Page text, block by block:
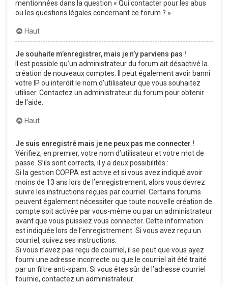
mentionnées dans la question « Qui contacter pour les abus
ou les questions légales concernant ce forum ? ».
Haut
Je souhaite m’enregistrer, mais je n’y parviens pas !
Il est possible qu’un administrateur du forum ait désactivé la
création de nouveaux comptes. Il peut également avoir banni
votre IP ou interdit le nom d’utilisateur que vous souhaitez
utiliser. Contactez un administrateur du forum pour obtenir
de l’aide.
Haut
Je suis enregistré mais je ne peux pas me connecter !
Vérifiez, en premier, votre nom d’utilisateur et votre mot de
passe. S’ils sont corrects, il y a deux possibilités :
Si la gestion COPPA est active et si vous avez indiqué avoir
moins de 13 ans lors de l’enregistrement, alors vous devrez
suivre les instructions reçues par courriel. Certains forums
peuvent également nécessiter que toute nouvelle création de
compte soit activée par vous-même ou par un administrateur
avant que vous puissiez vous connecter. Cette information
est indiquée lors de l’enregistrement. Si vous avez reçu un
courriel, suivez ses instructions.
Si vous n’avez pas reçu de courriel, il se peut que vous ayez
fourni une adresse incorrecte ou que le courriel ait été traité
par un filtre anti-spam. Si vous êtes sûr de l’adresse courriel
fournie, contactez un administrateur.